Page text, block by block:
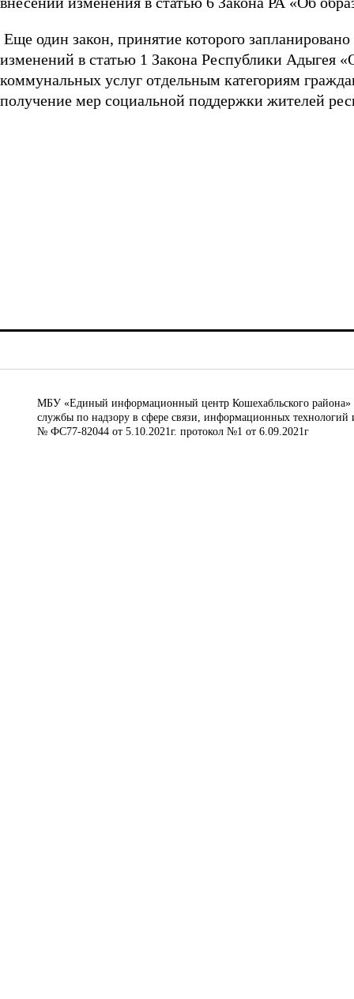
Еще один закон, принятие которого
изменений в статью 1 Закона Республики Адыгея
коммунальных услуг отдельным категориям
получение мер социальной поддержки жителей
МБУ «Единый информационный центр Кошехабльского района»
службы по надзору в сфере связи, информационных
№ ФС77-82044 от 5.10.2021г. протокол №1 от 6.09.2021г